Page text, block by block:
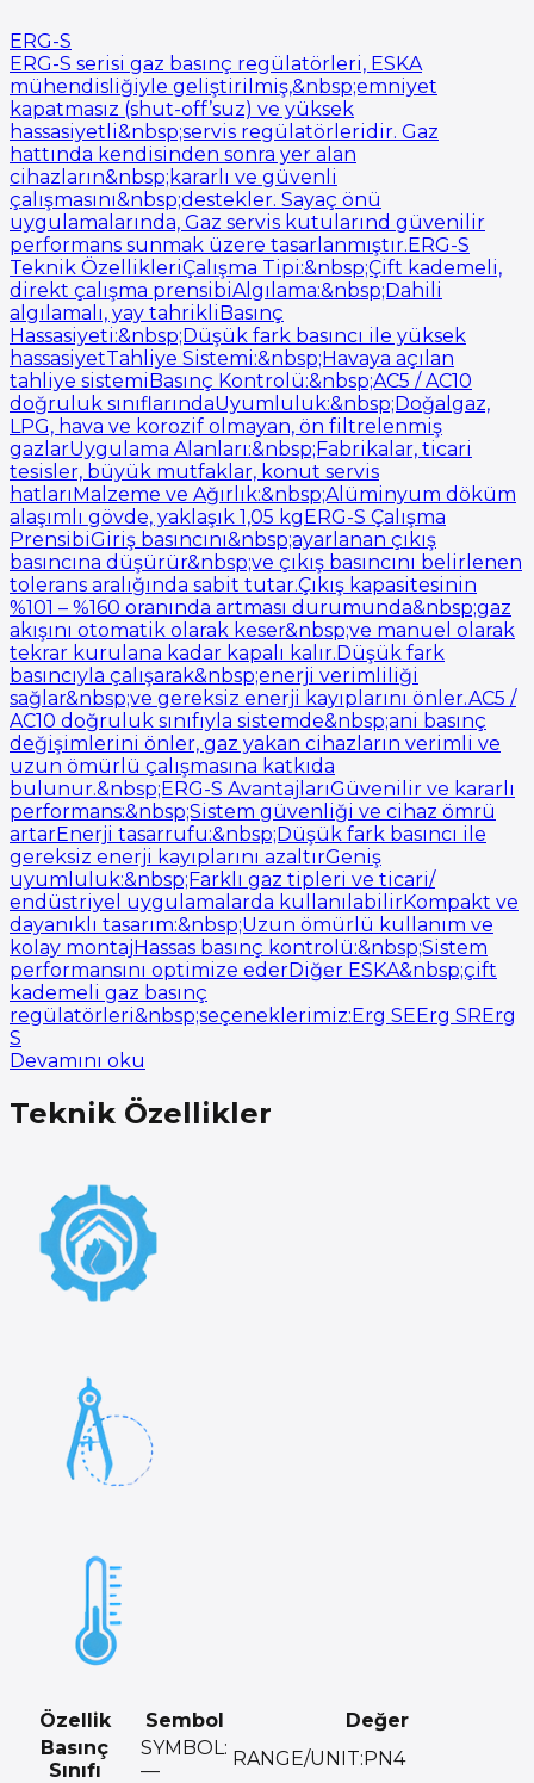
ERG-S
ERG-S serisi gaz basınç regülatörleri, ESKA
mühendisliğiyle geliştirilmiş,&nbsp;emniyet
kapatmasız (shut-off’suz) ve yüksek
hassasiyetli&nbsp;servis regülatörleridir. Gaz
hattında kendisinden sonra yer alan
cihazların&nbsp;kararlı ve güvenli
çalışmasını&nbsp;destekler. Sayaç önü
uygulamalarında, Gaz servis kutularınd güvenilir
performans sunmak üzere tasarlanmıştır.ERG-S
Teknik ÖzellikleriÇalışma Tipi:&nbsp;Çift kademeli,
direkt çalışma prensibiAlgılama:&nbsp;Dahili
algılamalı, yay tahrikliBasınç
Hassasiyeti:&nbsp;Düşük fark basıncı ile yüksek
hassasiyetTahliye Sistemi:&nbsp;Havaya açılan
tahliye sistemiBasınç Kontrolü:&nbsp;AC5 / AC10
doğruluk sınıflarındaUyumluluk:&nbsp;Doğalgaz,
LPG, hava ve korozif olmayan, ön filtrelenmiş
gazlarUygulama Alanları:&nbsp;Fabrikalar, ticari
tesisler, büyük mutfaklar, konut servis
hatlarıMalzeme ve Ağırlık:&nbsp;Alüminyum döküm
alaşımlı gövde, yaklaşık 1,05 kgERG-S Çalışma
PrensibiGiriş basıncını&nbsp;ayarlanan çıkış
basıncına düşürür&nbsp;ve çıkış basıncını belirlenen
tolerans aralığında sabit tutar.Çıkış kapasitesinin
%101 – %160 oranında artması durumunda&nbsp;gaz
akışını otomatik olarak keser&nbsp;ve manuel olarak
tekrar kurulana kadar kapalı kalır.Düşük fark
basıncıyla çalışarak&nbsp;enerji verimliliği
sağlar&nbsp;ve gereksiz enerji kayıplarını önler.AC5 /
AC10 doğruluk sınıfıyla sistemde&nbsp;ani basınç
değişimlerini önler, gaz yakan cihazların verimli ve
uzun ömürlü çalışmasına katkıda
bulunur.&nbsp;ERG-S AvantajlarıGüvenilir ve kararlı
performans:&nbsp;Sistem güvenliği ve cihaz ömrü
artarEnerji tasarrufu:&nbsp;Düşük fark basıncı ile
gereksiz enerji kayıplarını azaltırGeniş
uyumluluk:&nbsp;Farklı gaz tipleri ve ticari/
endüstriyel uygulamalarda kullanılabilirKompakt ve
dayanıklı tasarım:&nbsp;Uzun ömürlü kullanım ve
kolay montajHassas basınç kontrolü:&nbsp;Sistem
performansını optimize ederDiğer ESKA&nbsp;çift
kademeli gaz basınç
regülatörleri&nbsp;seçeneklerimiz:Erg SEErg SRErg
S
Devamını oku
Teknik Özellikler
Özellik Sembol
Değer
Basınç
Sınıfı
SYMBOL:
—
RANGE/UNIT:PN4